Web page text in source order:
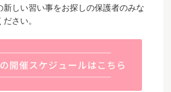
新しい習い事をお探しの保護者のみな
さい。